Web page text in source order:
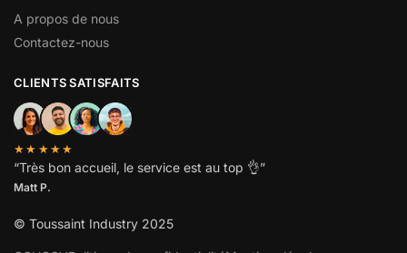
A propos de nous
Contactez-nous
CLIENTS SATISFAITS
★★★★★
“Très bon accueil, le service est au top 👌”
Matt P.
© Toussaint Industry 2025